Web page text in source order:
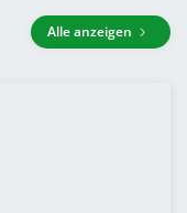
Alle anzeigen